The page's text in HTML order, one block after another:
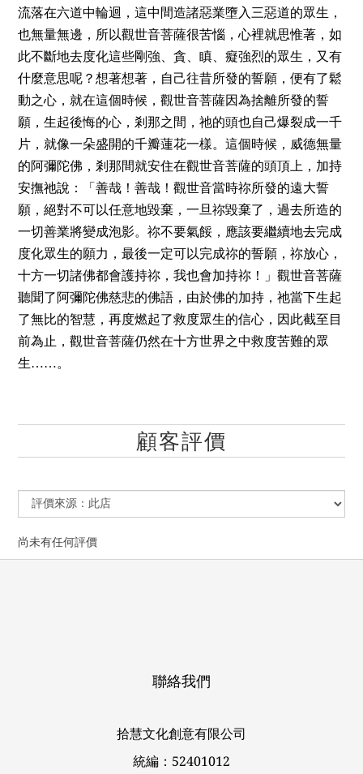
流落在六道中輪迴，這中間造諸惡業墮入三惡道的眾生，
也無量無邊，所以觀世音菩薩很苦惱，心裡就思惟著，如
此不斷地去度化這些剛強、貪、瞋、癡強烈的眾生，又有
什麼意思呢？想著想著，自己往昔所發的誓願，便有了鬆
動之心，就在這個時候，觀世音菩薩因為捨離所發的誓
願，生起後悔的心，剎那之間，祂的頭也自己爆裂成一千
片，就像一朵盛開的千瓣蓮花一樣。這個時候，威德無量
的阿彌陀佛，剎那間就安住在觀世音菩薩的頭頂上，加持
安撫祂說：「善哉！善哉！觀世音當時祢所發的遠大誓
願，絕對不可以任意地毀棄，一旦祢毀棄了，過去所造的
一切善業將變成泡影。祢不要氣餒，應該要繼續地去完成
度化眾生的願力，最後一定可以完成祢的誓願，祢放心，
十方一切諸佛都會護持祢，我也會加持祢！」觀世音菩薩
聽聞了阿彌陀佛慈悲的佛語，由於佛的加持，祂當下生起
了無比的智慧，再度燃起了救度眾生的信心，因此截至目
前為止，觀世音菩薩仍然在十方世界之中救度苦難的眾
生……。
顧客評價
尚未有任何評價
聯絡我們
拾慧文化創意有限公司
統編：52401012